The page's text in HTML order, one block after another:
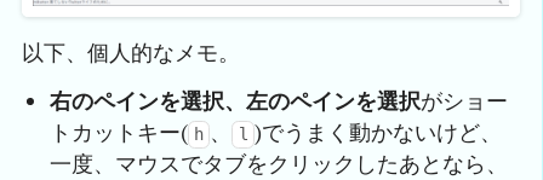
以下、個人的なメモ。
右のペインを選択、左のペインを選択がショー
トカットキー( h 、 l )でうまく動かないけど、
一度、マウスでタブをクリックしたあとなら、